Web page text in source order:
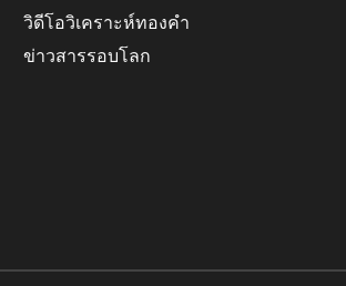
วิดีโอวิเคราะห์ทองคำ
ข่าวสารรอบโลก